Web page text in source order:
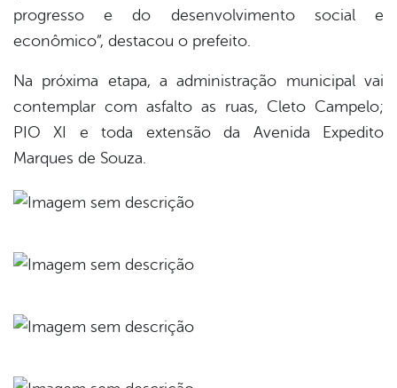
progresso e do desenvolvimento social e
econômico”, destacou o prefeito.
Na próxima etapa, a administração municipal vai
contemplar com asfalto as ruas, Cleto Campelo;
PIO XI e toda extensão da Avenida Expedito
Marques de Souza.